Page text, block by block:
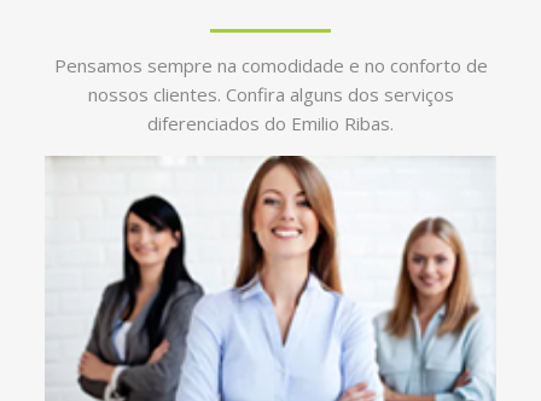
Pensamos sempre na comodidade e no conforto de
nossos clientes. Confira alguns dos serviços
diferenciados do Emilio Ribas.